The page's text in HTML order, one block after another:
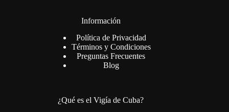
Información
Política de Privacidad
Términos y Condiciones
Preguntas Frecuentes
Blog
¿Qué es el Vigía de Cuba?